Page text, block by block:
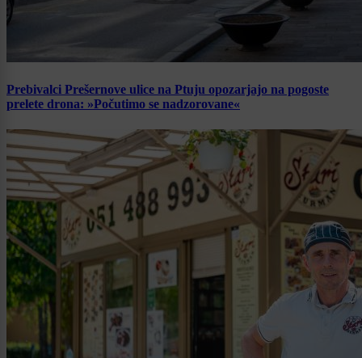
Prebivalci Prešernove ulice na Ptuju opozarjajo na pogoste
prelete drona: »Počutimo se nadzorovane«